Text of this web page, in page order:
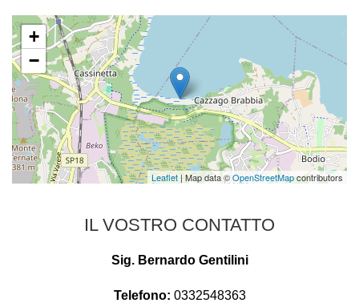
+
−
Leaflet| Map data ©OpenStreetMapcontributors
IL VOSTRO CONTATTO
Sig. Bernardo Gentilini
Telefono: 0332548363